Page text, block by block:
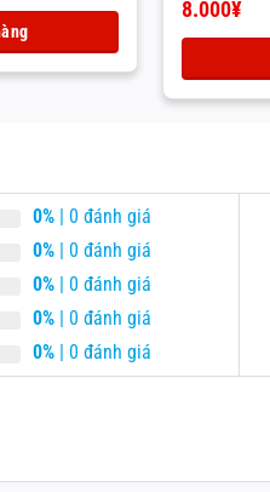
Giá
9.000¥.
8.000¥
tại
là:
0% | 0 đánh giá
0% | 0 đánh giá
0% | 0 đánh giá
0% | 0 đánh giá
0% | 0 đánh giá